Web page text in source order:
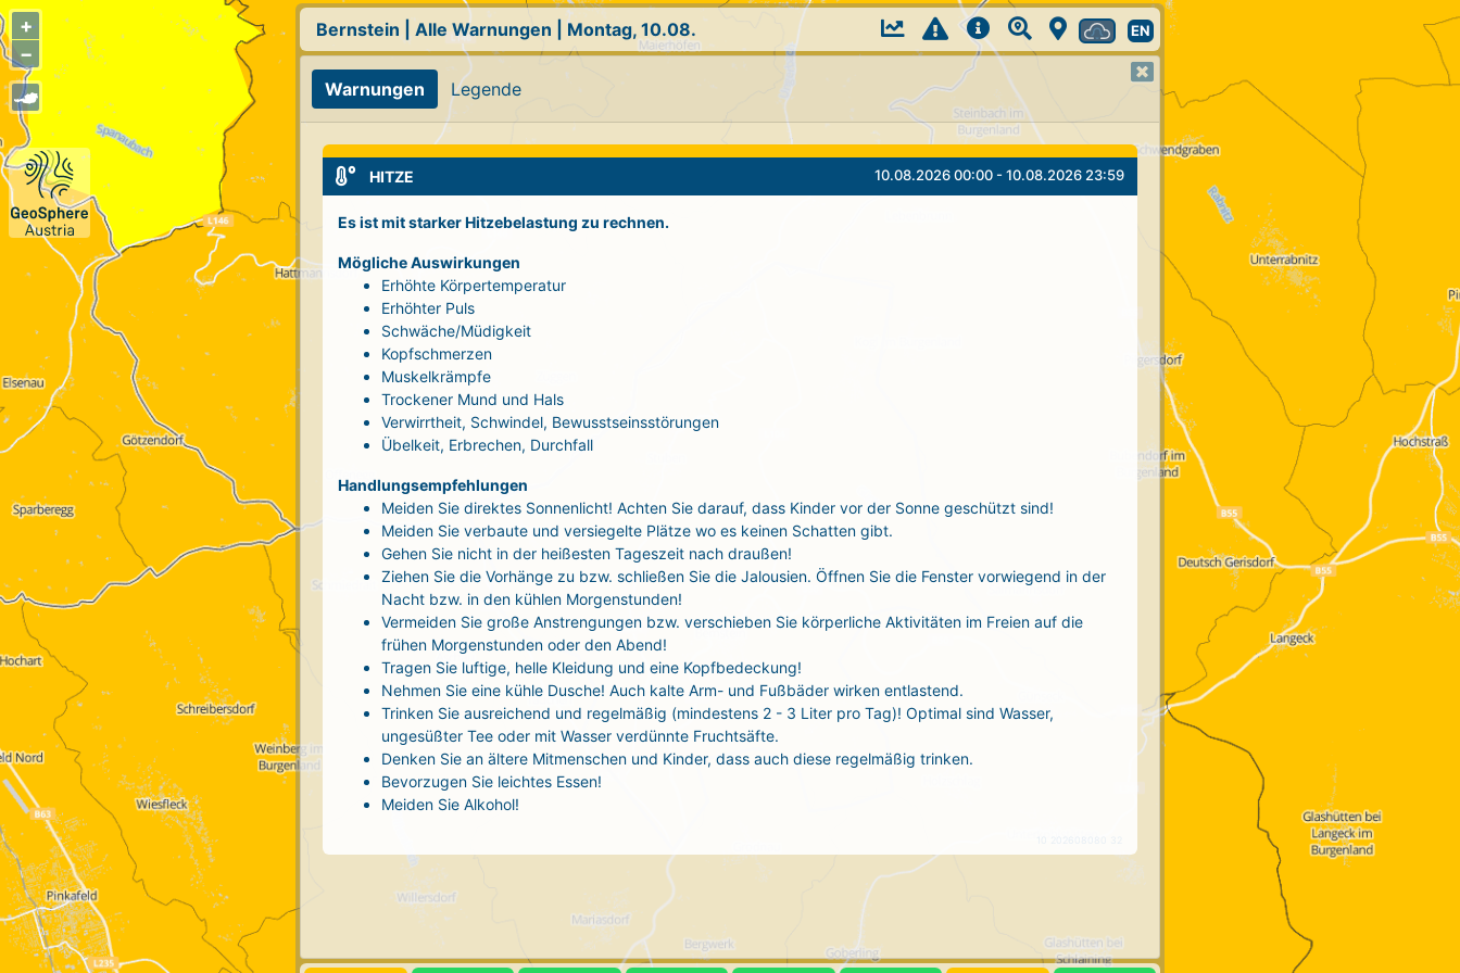
+
−
Bernstein Alle Warnungen Montag, 10.08. EN
Warnungen Legende
HITZE 10.08.2026 00:00 - 10.08.2026 23:59
Es ist mit starker Hitzebelastung zu rechnen.
Mögliche Auswirkungen
Erhöhte Körpertemperatur
Erhöhter Puls
Schwäche/Müdigkeit
Kopfschmerzen
Muskelkrämpfe
Trockener Mund und Hals
Verwirrtheit, Schwindel, Bewusstseinsstörungen
Übelkeit, Erbrechen, Durchfall
Handlungsempfehlungen
Meiden Sie direktes Sonnenlicht! Achten Sie darauf, dass Kinder vor der Sonne geschützt sind!
Meiden Sie verbaute und versiegelte Plätze wo es keinen Schatten gibt.
Gehen Sie nicht in der heißesten Tageszeit nach draußen!
Ziehen Sie die Vorhänge zu bzw. schließen Sie die Jalousien. Öffnen Sie die Fenster vorwiegend in der
Nacht bzw. in den kühlen Morgenstunden!
Vermeiden Sie große Anstrengungen bzw. verschieben Sie körperliche Aktivitäten im Freien auf die
frühen Morgenstunden oder den Abend!
Tragen Sie luftige, helle Kleidung und eine Kopfbedeckung!
Nehmen Sie eine kühle Dusche! Auch kalte Arm- und Fußbäder wirken entlastend.
Trinken Sie ausreichend und regelmäßig (mindestens 2 - 3 Liter pro Tag)! Optimal sind Wasser,
ungesüßter Tee oder mit Wasser verdünnte Fruchtsäfte.
Denken Sie an ältere Mitmenschen und Kinder, dass auch diese regelmäßig trinken.
Bevorzugen Sie leichtes Essen!
Meiden Sie Alkohol!